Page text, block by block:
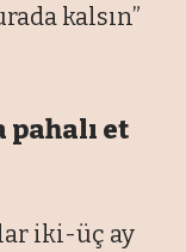
kalsın”
pahalı et
iki-üç ay